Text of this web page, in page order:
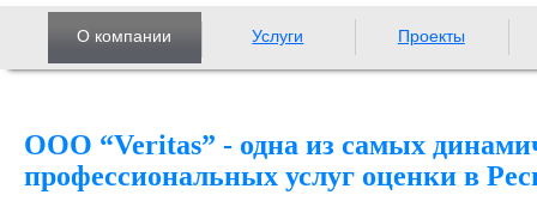
О компании Услуги Проекты
ООО “Veritas” - одна из самых
профессиональных услуг оценки в